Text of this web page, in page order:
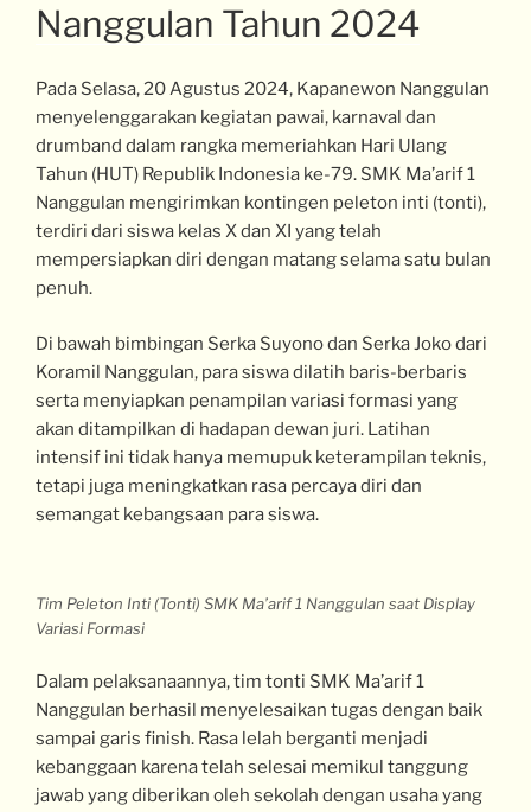
Nanggulan Tahun 2024
Pada Selasa, 20 Agustus 2024, Kapanewon Nanggulan
menyelenggarakan kegiatan pawai, karnaval dan
drumband dalam rangka memeriahkan Hari Ulang
Tahun (HUT) Republik Indonesia ke-79. SMK Ma’arif 1
Nanggulan mengirimkan kontingen peleton inti (tonti),
terdiri dari siswa kelas X dan XI yang telah
mempersiapkan diri dengan matang selama satu bulan
penuh.
Di bawah bimbingan Serka Suyono dan Serka Joko dari
Koramil Nanggulan, para siswa dilatih baris-berbaris
serta menyiapkan penampilan variasi formasi yang
akan ditampilkan di hadapan dewan juri. Latihan
intensif ini tidak hanya memupuk keterampilan teknis,
tetapi juga meningkatkan rasa percaya diri dan
semangat kebangsaan para siswa.
Tim Peleton Inti (Tonti) SMK Ma’arif 1 Nanggulan saat Display
Variasi Formasi
Dalam pelaksanaannya, tim tonti SMK Ma’arif 1
Nanggulan berhasil menyelesaikan tugas dengan baik
sampai garis finish. Rasa lelah berganti menjadi
kebanggaan karena telah selesai memikul tanggung
jawab yang diberikan oleh sekolah dengan usaha yang